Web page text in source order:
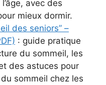
avec des
mieux dormir.
des seniors” –
: guide pratique
du sommeil, les
des astuces pour
sommeil chez les